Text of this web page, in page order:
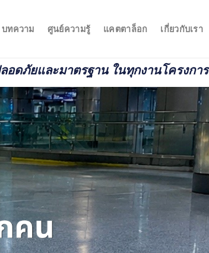
บทความ ศูนย์ความรู้ แคตตาล็อก เกี่ยวกับเรา
ดภัยและมาตรฐาน ในทุกงานโครงการ